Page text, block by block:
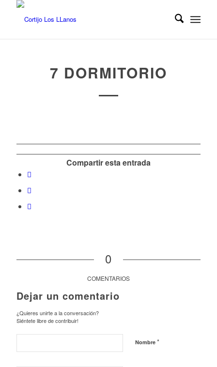
7 DORMITORIO
Compartir esta entrada
0
COMENTARIOS
Dejar un comentario
¿Quieres unirte a la conversación?
Siéntete libre de contribuir!
Nombre *